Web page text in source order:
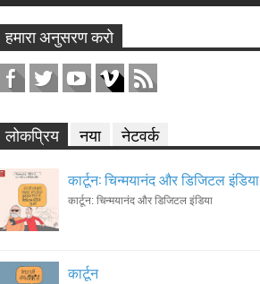
हमारा अनुसरण करो
लोकप्रिय नया नेटवर्क
कार्टून: चिन्मयानंद और डिजिटल इंडिया
कार्टून: चिन्मयानंद और डिजिटल इंडिया
कार्टून